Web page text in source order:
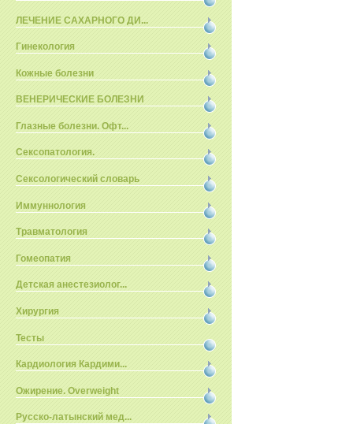
ЛЕЧЕНИЕ САХАРНОГО ДИ...
Гинекология
Кожные болезни
ВЕНЕРИЧЕСКИЕ БОЛЕЗНИ
Глазные болезни. Офт...
Сексопатология.
Сексологический словарь
Иммуннология
Травматология
Гомеопатия
Детская анестезиолог...
Хирургия
Тесты
Кардиология Кардими...
Ожирение. Overweight
Русско-латынский мед...